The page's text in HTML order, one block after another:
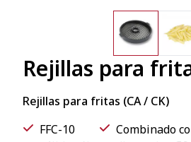
Rejillas para
Rejillas para fritas (CA / CK)
FFC-10
Combinado